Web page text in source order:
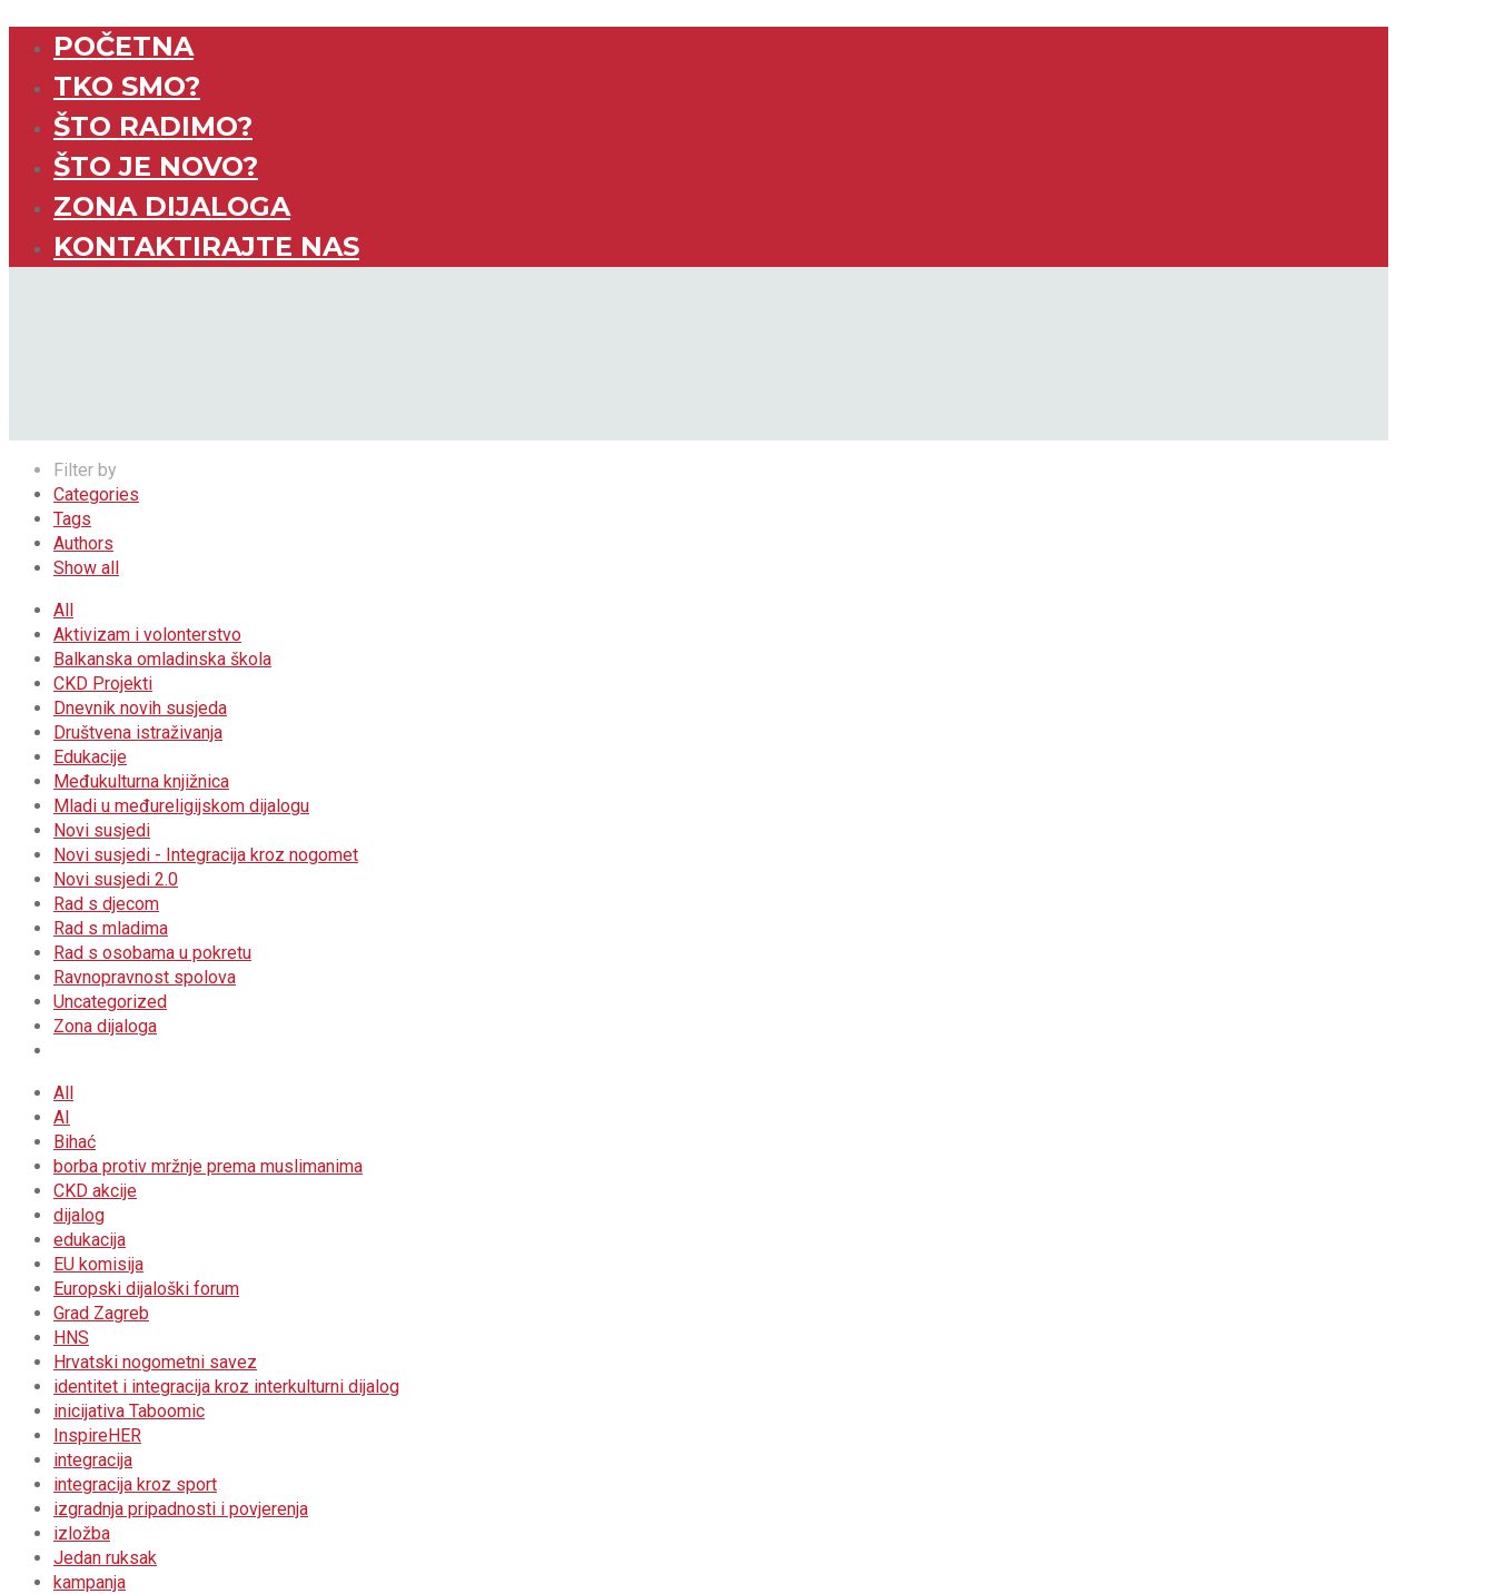
POČETNA
TKO SMO?
ŠTO RADIMO?
ŠTO JE NOVO?
ZONA DIJALOGA
KONTAKTIRAJTE NAS
Filter by
Categories
Tags
Authors
Show all
All
Aktivizam i volonterstvo
Balkanska omladinska škola
CKD Projekti
Dnevnik novih susjeda
Društvena istraživanja
Edukacije
Međukulturna knjižnica
Mladi u međureligijskom dijalogu
Novi susjedi
Novi susjedi - Integracija kroz nogomet
Novi susjedi 2.0
Rad s djecom
Rad s mladima
Rad s osobama u pokretu
Ravnopravnost spolova
Uncategorized
Zona dijaloga
All
AI
Bihać
borba protiv mržnje prema muslimanima
CKD akcije
dijalog
edukacija
EU komisija
Europski dijaloški forum
Grad Zagreb
HNS
Hrvatski nogometni savez
identitet i integracija kroz interkulturni dijalog
inicijativa Taboomic
InspireHER
integracija
integracija kroz sport
izgradnja pripadnosti i povjerenja
izložba
Jedan ruksak
kampanja